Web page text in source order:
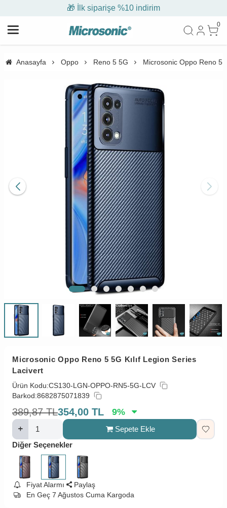
🎁 İlk siparişe %10 indirim
0
Anasayfa Oppo Reno 5 5G Microsonic Oppo Reno 5
Microsonic Oppo Reno 5 5G Kılıf Legion Series
Lacivert
Ürün Kodu:CS130-LGN-OPPO-RN5-5G-LCV
Barkod:8682875071839
389,87 TL354,00 TL 9%
Sepete Ekle
Diğer Seçenekler
Fiyat Alarmı
Paylaş
En Geç 7 Ağustos Cuma Kargoda